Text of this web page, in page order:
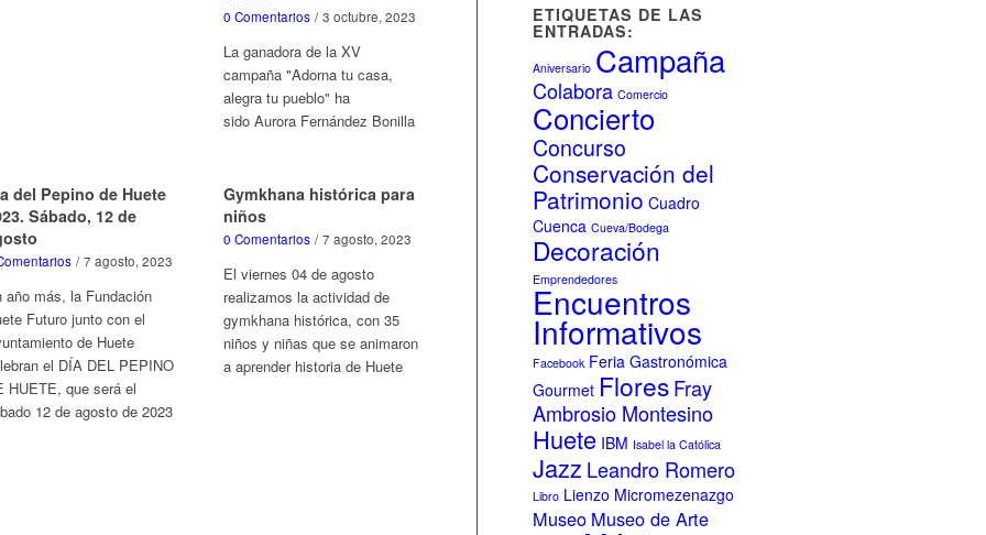
0 Comentarios / 3 octubre, 2023
La ganadora de la XV
campaña "Adorna tu casa,
alegra tu pueblo" ha
sido Aurora Fernández Bonilla
del Pepino de Huete
Sábado, 12 de
/ 7 agosto, 2023
año más, la Fundación
Futuro junto con el
de Huete
el DÍA DEL PEPINO
HUETE, que será el
12 de agosto de 2023
Gymkhana histórica para
niños
0 Comentarios / 7 agosto, 2023
El viernes 04 de agosto
realizamos la actividad de
gymkhana histórica, con 35
niños y niñas que se animaron
a aprender historia de Huete
ETIQUETAS DE LAS
ENTRADAS:
Aniversario Campaña
Colabora Comercio
Concierto
Concurso
Conservación del
Patrimonio Cuadro
Cuenca Cueva/Bodega
Decoración
Emprendedores
Encuentros
Informativos
Facebook Feria Gastronómica
Gourmet FloresFray
Ambrosio Montesino
Huete IBM Isabel la Católica
Jazz Leandro Romero
Libro Lienzo Micromezenazgo
Museo Museo de Arte